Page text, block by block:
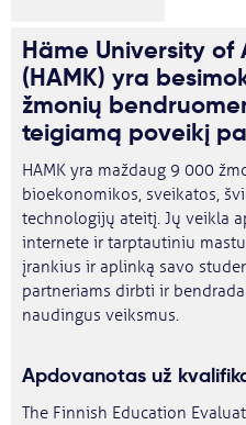
Häme University of
(HAMK) yra
žmonių
teigiamą poveikį
HAMK yra maždaug 9 000
bioekonomikos, sveikatos,
technologijų ateitį. Jų veikla
internete ir tarptautiniu
įrankius ir aplinką savo
partneriams dirbti ir
naudingus veiksmus.
Apdovanotas už
The Finnish Education